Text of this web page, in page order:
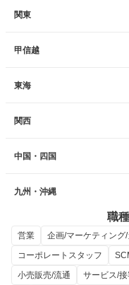
関東
甲信越
東海
関西
中国・四国
九州・沖縄
職
営業
企画/マーケティング
コーポレートスタッフ
小売販売/流通
サービス/